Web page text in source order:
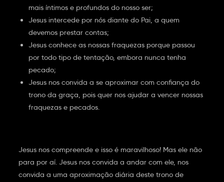
mais íntimos e profundos do nosso ser;
Jesus intercede por nós diante do Pai, a quem
devemos prestar contas;
Jesus conhece as nossas fraquezas porque passou
por todo tipo de tentação, embora nunca tenha
pecado;
Jesus nos convida a se aproximar com confiança do
trono da graça, pois quer nos ajudar a vencer nossas
fraquezas e pecados.
Jesus nos compreende e isso é maravilhoso! Mas ele não
para por aí. Jesus nos convida a andar com ele, nos
convida a uma aproximação diária deste trono de